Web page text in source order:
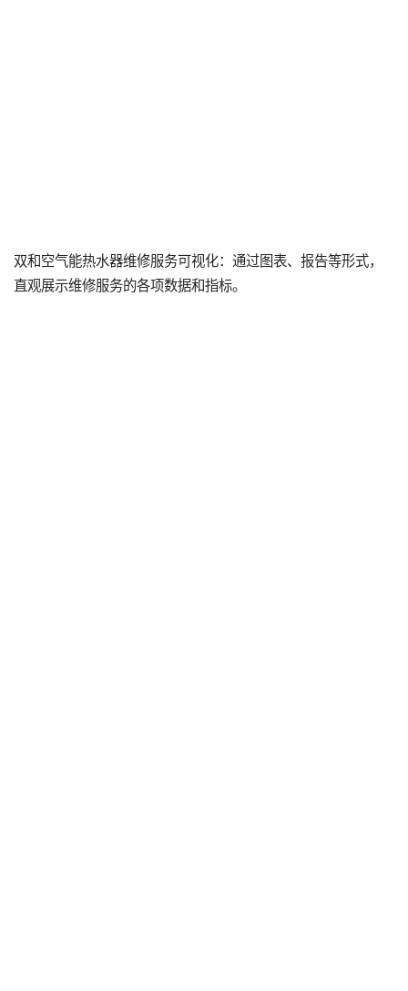
双和空气能热水器维修服务可视化：通过图表、报告等形式，
直观展示维修服务的各项数据和指标。